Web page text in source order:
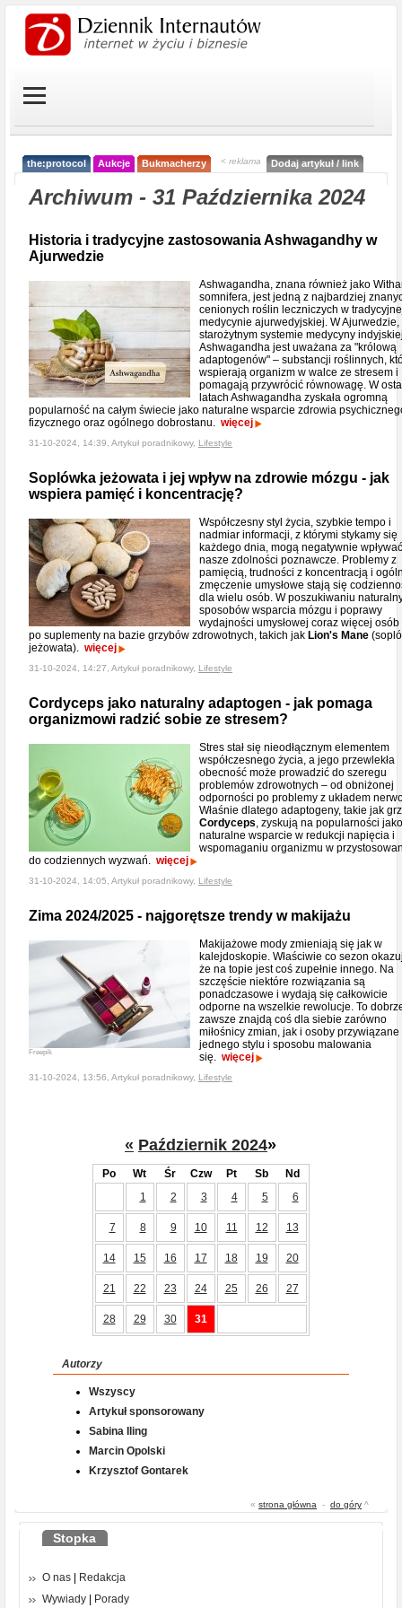
the:protocol Aukcje Bukmacherzy < reklama Dodaj artykuł / link
Archiwum - 31 Października 2024
Historia i tradycyjne zastosowania Ashwagandhy w
Ajurwedzie
Ashwagandha, znana również jako
somnifera, jest jedną z najbardziej
cenionych roślin leczniczych w
medycynie ajurwedyjskiej. W Ajurwedzie,
starożytnym systemie medycyny
Ashwagandha jest uważana za "królową
adaptogenów" – substancji roślinnych,
wspierają organizm w walce ze stresem i
pomagają przywrócić równowagę. W
latach Ashwagandha zyskała ogromną
popularność na całym świecie jako naturalne wsparcie zdrowia
fizycznego oraz ogólnego dobrostanu. więcej
31-10-2024, 14:39, Artykuł poradnikowy, Lifestyle
Soplówka jeżowata i jej wpływ na zdrowie mózgu - jak
wspiera pamięć i koncentrację?
Współczesny styl życia, szybkie tempo i
nadmiar informacji, z którymi stykamy się
każdego dnia, mogą negatywnie
nasze zdolności poznawcze. Problemy z
pamięcią, trudności z koncentracją i
zmęczenie umysłowe stają się
dla wielu osób. W poszukiwaniu
sposobów wsparcia mózgu i poprawy
wydajności umysłowej coraz więcej
po suplementy na bazie grzybów zdrowotnych, takich jak Lion's Mane
jeżowata). więcej
31-10-2024, 14:27, Artykuł poradnikowy, Lifestyle
Cordyceps jako naturalny adaptogen - jak pomaga
organizmowi radzić sobie ze stresem?
Stres stał się nieodłącznym elementem
współczesnego życia, a jego przewlekła
obecność może prowadzić do szeregu
problemów zdrowotnych – od obniżonej
odporności po problemy z układem
Właśnie dlatego adaptogeny, takie jak
Cordyceps, zyskują na popularności jako
naturalne wsparcie w redukcji napięcia i
wspomaganiu organizmu w
do codziennych wyzwań. więcej
31-10-2024, 14:05, Artykuł poradnikowy, Lifestyle
Zima 2024/2025 - najgorętsze trendy w makijażu
Freepik
Makijażowe mody zmieniają się jak w
kalejdoskopie. Właściwie co sezon
że na topie jest coś zupełnie innego. Na
szczęście niektóre rozwiązania są
ponadczasowe i wydają się całkowicie
odporne na wszelkie rewolucje. To
zawsze znajdą coś dla siebie zarówno
miłośnicy zmian, jak i osoby przywiązane
jednego stylu i sposobu malowania
się. więcej
31-10-2024, 13:56, Artykuł poradnikowy, Lifestyle
« Październik 2024»
Po Wt Śr Czw Pt Sb
Nd
1
2 3 4 5 6
7 8 9 10 11 12 13
14 15 16 17 18 19 20
21 22 23 24 25 26 27
28 29 30 31
Autorzy
Wszyscy
Artykuł sponsorowany
Sabina Iling
Marcin Opolski
Krzysztof Gontarek
« strona główna - do góry ^
Stopka
O nas
Redakcja
Wywiady
Porady